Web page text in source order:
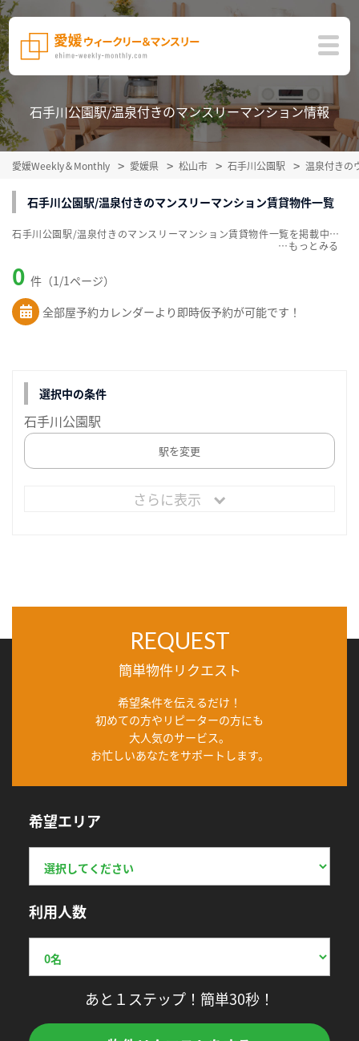
石手川公園駅/温泉付きのマンスリーマンション情報
愛媛Weekly＆Monthly 愛媛県 松山市 石手川公園駅 温泉付きの
石手川公園駅/温泉付きのマンスリーマンション賃貸物件一覧
0 件（1/1ページ）
全部屋予約カレンダーより即時仮予約が可能です！
石手川公園駅/温泉付きのマンスリーマンション賃貸物件一覧を掲載中。敷金・礼金無料、家具・家電付をご紹介。こだわり条件での絞込みも簡単！
…
選択中の条件
石手川公園駅
駅を変更
さらに表示
REQUEST
簡単物件リクエスト
希望条件を伝えるだけ！
初めての方やリピーターの方にも
大人気のサービス。
お忙しいあなたをサポートします。
希望エリア
利用人数
あと１ステップ！簡単30秒！